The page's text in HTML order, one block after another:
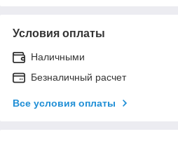
Условия оплаты
Наличными
Безналичный расчет
Все условия оплаты